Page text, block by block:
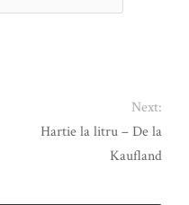
Next:
Hartie la litru – De la
Kaufland